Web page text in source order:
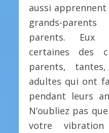
aussi
grands-
parents. Eux
certaines des
parents,
adultes qui ont
pendant leurs
N’oubliez pas
votre